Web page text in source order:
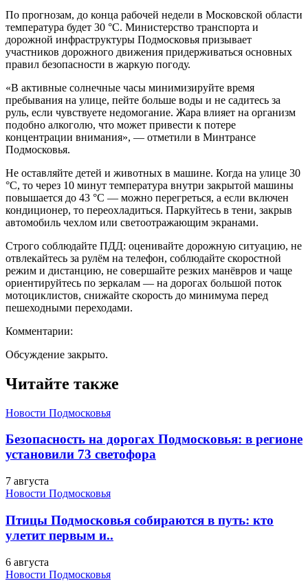
По прогнозам, до конца рабочей недели в Московской области
температура будет 30 °С. Министерство транспорта и
дорожной инфраструктуры Подмосковья призывает
участников дорожного движения придерживаться основных
правил безопасности в жаркую погоду.
«В активные солнечные часы минимизируйте время
пребывания на улице, пейте больше воды и не садитесь за
руль, если чувствуете недомогание. Жара влияет на организм
подобно алкоголю, что может привести к потере
концентрации внимания», — отметили в Минтрансе
Подмосковья.
Не оставляйте детей и животных в машине. Когда на улице 30
°С, то через 10 минут температура внутри закрытой машины
повышается до 43 °С — можно перегреться, а если включен
кондиционер, то переохладиться. Паркуйтесь в тени, закрыв
автомобиль чехлом или светоотражающим экранами.
Строго соблюдайте ПДД: оценивайте дорожную ситуацию, не
отвлекайтесь за рулём на телефон, соблюдайте скоростной
режим и дистанцию, не совершайте резких манёвров и чаще
ориентируйтесь по зеркалам — на дорогах большой поток
мотоциклистов, снижайте скорость до минимума перед
пешеходными переходами.
Комментарии:
Обсуждение закрыто.
Читайте также
Новости Подмосковья
Безопасность на дорогах Подмосковья: в регионе
установили 73 светофора
7 августа
Новости Подмосковья
Птицы Подмосковья собираются в путь: кто
улетит первым и..
6 августа
Новости Подмосковья